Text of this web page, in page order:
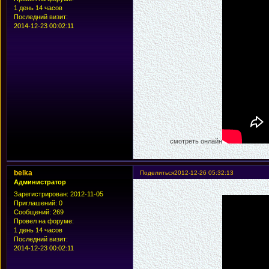
1 день 14 часов
Последний визит:
2014-12-23 00:02:11
смотреть онлайн
Поделиться2012-12-26 05:32:13
belka
Администратор
Зарегистрирован: 2012-11-05
Приглашений: 0
Сообщений: 269
Провел на форуме:
1 день 14 часов
Последний визит:
2014-12-23 00:02:11